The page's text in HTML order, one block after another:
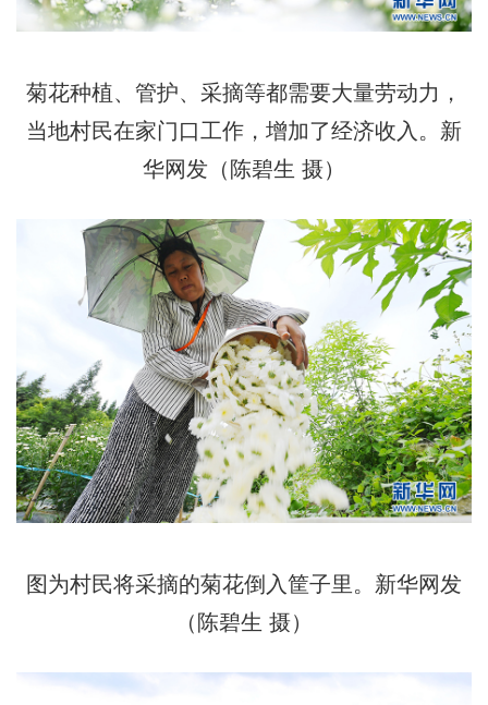
菊花种植、管护、采摘等都需要大量劳动力，
当地村民在家门口工作，增加了经济收入。新
华网发（陈碧生 摄）
图为村民将采摘的菊花倒入筐子里。新华网发
（陈碧生 摄）